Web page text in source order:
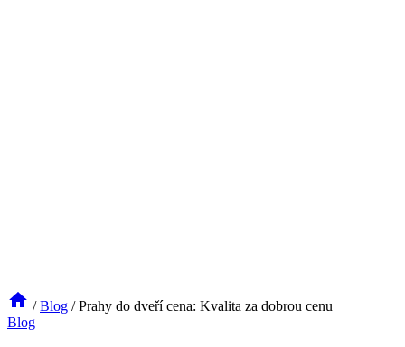
/ Blog / Prahy do dveří cena: Kvalita za dobrou cenu
Blog